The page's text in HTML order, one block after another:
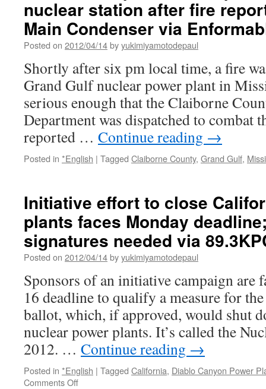
働
阻
止
に
24
時
間
戦
い
ま
し
nuclear station after fire
Main Condenser via
Posted on 2012/04/14byyukimiyamotodepaul
Shortly after six pm local time, a fire
Grand Gulf nuclear power plant in
serious enough that the Claiborne
Department was dispatched to combat
reported … Continue reading →
Posted in *English | Tagged Claiborne County, Grand Gulf,
Initiative effort to close
plants faces Monday
signatures needed via
Posted on 2012/04/14byyukimiyamotodepaul
Sponsors of an initiative campaign are
16 deadline to qualify a measure for
ballot, which, if approved, would shut
nuclear power plants. It’s called the
2012. … Continue reading →
Posted in *English | Tagged California, Diablo Canyon Power
Comments Offon